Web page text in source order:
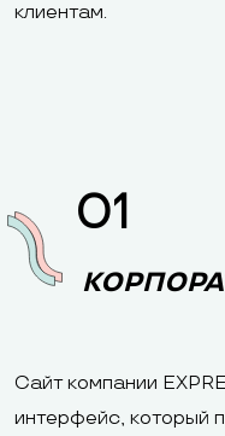
клиентам.
01
Сайт компании
интерфейс, который